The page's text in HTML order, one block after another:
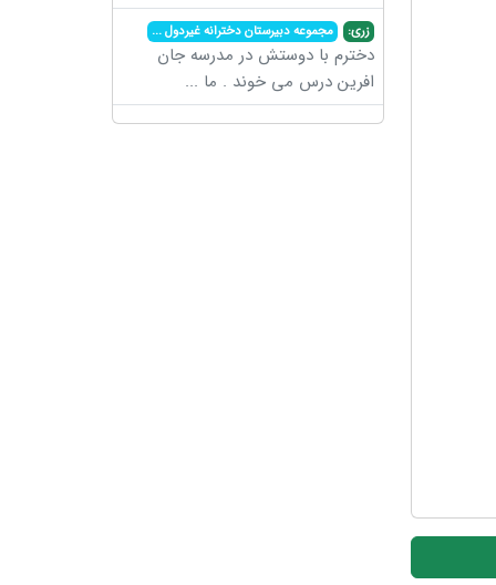
زری: مجموعه دبیرستان دخترانه غیردول...
دخترم با دوستش در مدرسه جان
افرین درس می خوند . ما ...